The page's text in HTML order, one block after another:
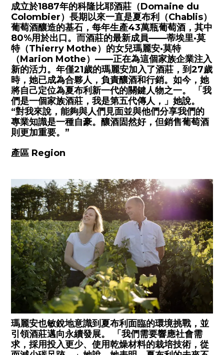
成立於1887年的科隆比耶酒莊（Domaine du
Colombier）長期以來一直是夏布利（Chablis）
葡萄酒釀造的基石，每年生產43萬瓶葡萄酒，其中
80%用於出口。而酒莊的最新成員——蒂埃里·莫
特（Thierry Mothe）的女兒瑪麗安·莫特
（Marion Mothe）——正在為這個家族企業注入
新的活力。年僅21歲的瑪麗安加入了酒莊，到27歲
時，她已成為合夥人，負責釀酒和行銷。如今，她
將自己定位為夏布利新一代的關鍵人物之一。 「我
們是一個家族酒莊，我是第五代傳人，」她說。
“對我來說，能夠與人們見面並與他們分享我們的
專業知識是一種自豪。釀酒固然好，但銷售葡萄酒
則更加重要。”
產區 Region
瑪麗安也敏銳地意識到夏布利面臨的環境挑戰，並
引領酒莊邁向永續發展。 「我們需要響應社會需
求，採用投入更少、使用乾燥材料的栽培技術，從